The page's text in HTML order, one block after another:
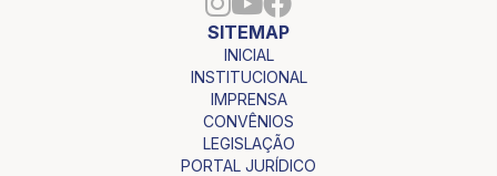
SITEMAP
INICIAL
INSTITUCIONAL
IMPRENSA
CONVÊNIOS
LEGISLAÇÃO
PORTAL JURÍDICO